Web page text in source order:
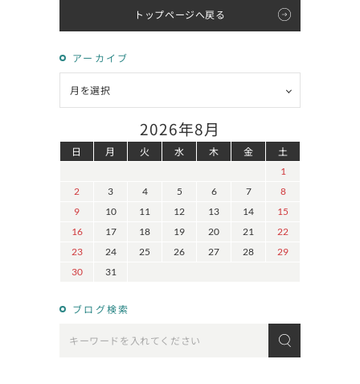
トップページへ戻る
アーカイブ
2026年8月
日 月 火 水 木 金 土
1
2
3 4 5 6 7
8
9
10 11 12 13 14
15
16
17 18 19 20 21
22
23
24 25 26 27 28
29
30
31
ブログ検索